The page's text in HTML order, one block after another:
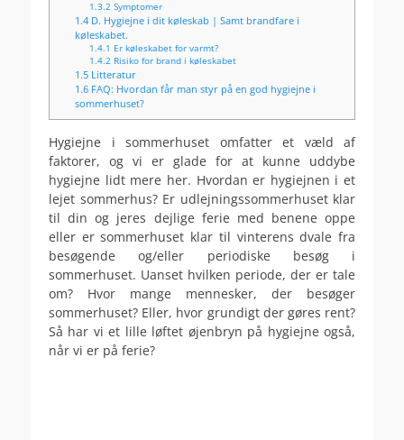
1.3.2 Symptomer
1.4D. Hygiejne i dit køleskab | Samt brandfare i
køleskabet.
1.4.1 Er køleskabet for varmt?
1.4.2 Risiko for brand i køleskabet
1.5Litteratur
1.6FAQ: Hvordan får man styr på en god hygiejne i
sommerhuset?
Hygiejne i sommerhuset omfatter et væld af
faktorer, og vi er glade for at kunne uddybe
hygiejne lidt mere her. Hvordan er hygiejnen i et
lejet sommerhus? Er udlejningssommerhuset klar
til din og jeres dejlige ferie med benene oppe
eller er sommerhuset klar til vinterens dvale fra
besøgende og/eller periodiske besøg i
sommerhuset. Uanset hvilken periode, der er tale
om? Hvor mange mennesker, der besøger
sommerhuset? Eller, hvor grundigt der gøres rent?
Så har vi et lille løftet øjenbryn på hygiejne også,
når vi er på ferie?